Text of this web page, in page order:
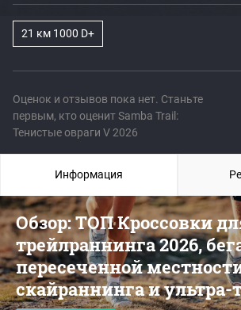
Оценок и отзывов пока нет. Станьте
первым, кто оценит Samba Trail:
Тенистые овраги V 2026
21 км 1000 D+
Обзор: ТОП Кроссовки
трейлраннинга 2026,
пересеченной
скайраннинга и ультра-
Информация